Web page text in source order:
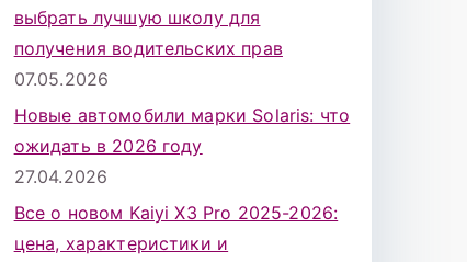
выбрать лучшую школу для
получения водительских прав
07.05.2026
Новые автомобили марки Solaris: что
ожидать в 2026 году
27.04.2026
Все о новом Kaiyi X3 Pro 2025-2026:
цена, характеристики и